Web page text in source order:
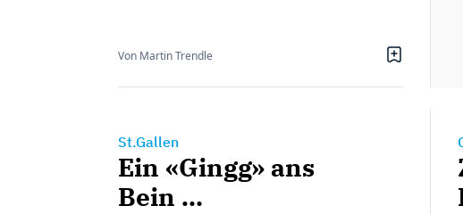
Von Martin Trendle
St.Gallen
Ein «Gingg» ans
Bein …